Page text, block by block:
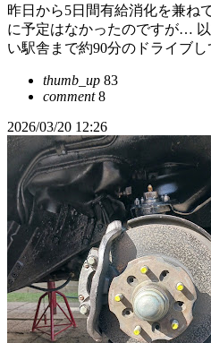
昨日から5日間有給消化を兼ね
に予定はなかったのですが…
い駅舎まで約90分のドライブ
thumb_up 83
comment8
2026/03/20 12:26